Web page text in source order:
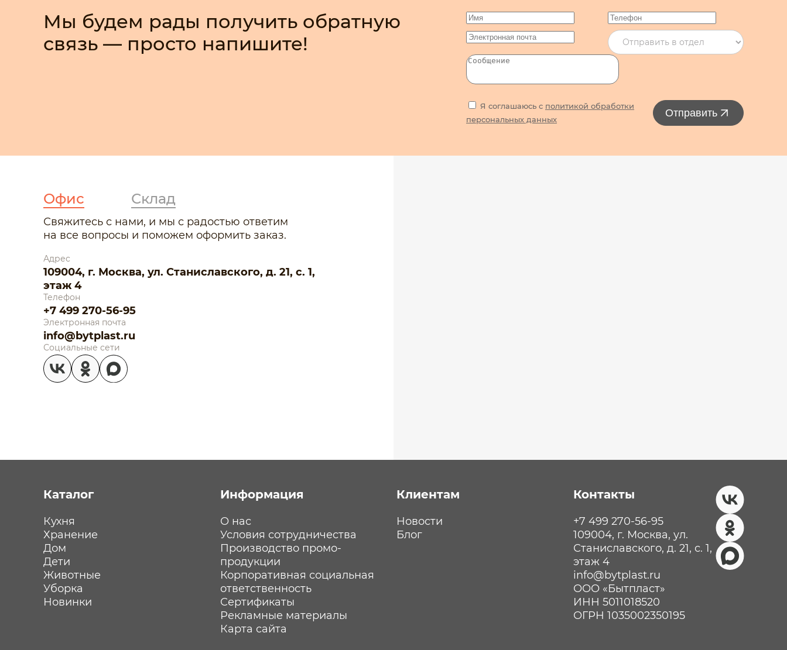
Мы будем рады получить обратную
связь — просто напишите!
Я соглашаюсь с политикой обработки
персональных данных
Отправить
Офис Склад
Свяжитесь с нами, и мы с радостью ответим
на все вопросы и поможем оформить заказ.
Адрес
109004, г. Москва, ул. Станиславского, д. 21, с. 1,
этаж 4
Телефон
+7 499 270-56-95
Электронная почта
info@bytplast.ru
Социальные сети
Каталог
Кухня
Хранение
Дом
Дети
Животные
Уборка
Новинки
Информация
О нас
Условия сотрудничества
Производство промо-
продукции
Корпоративная социальная
ответственность
Сертификаты
Рекламные материалы
Карта сайта
Клиентам
Новости
Блог
Контакты
+7 499 270-56-95
109004, г. Москва, ул.
Станиславского, д. 21, с. 1,
этаж 4
info@bytplast.ru
ООО «Бытпласт»
ИНН 5011018520
ОГРН 1035002350195